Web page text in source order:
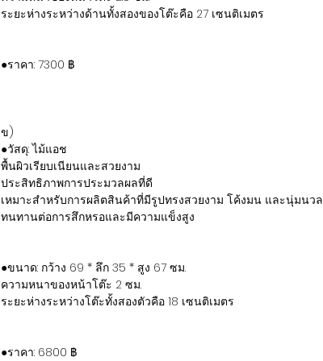
ระยะห่างระหว่างด้านทั้งสองของโต๊ะคือ 27 เซนติเมตร
●ราคา: 7300 ฿
ข)
●วัสดุ: ไม้แอช
พื้นผิวเรียบเนียนและสวยงาม
ประสิทธิภาพการประมวลผลที่ดี
เหมาะสำหรับการผลิตสินค้าที่มีรูปทรงสวยงาม โค้งมน และนุ่มนวล
ทนทานต่อการสึกหรอและมีความแข็งสูง
●ขนาด: กว้าง 69 * ลึก 35 * สูง 67 ซม.
ความหนาของหน้าโต๊ะ 2 ซม.
ระยะห่างระหว่างโต๊ะทั้งสองตัวคือ 18 เซนติเมตร
●ราคา: 6800 ฿